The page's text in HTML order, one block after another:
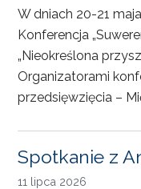
W dniach 20-21
Konferencja
„Nieokreślona
Organizatorami
przedsięwzięcia –
Spotkanie z
11 lipca 2026